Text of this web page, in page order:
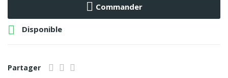
Commander
 Disponible
Partager